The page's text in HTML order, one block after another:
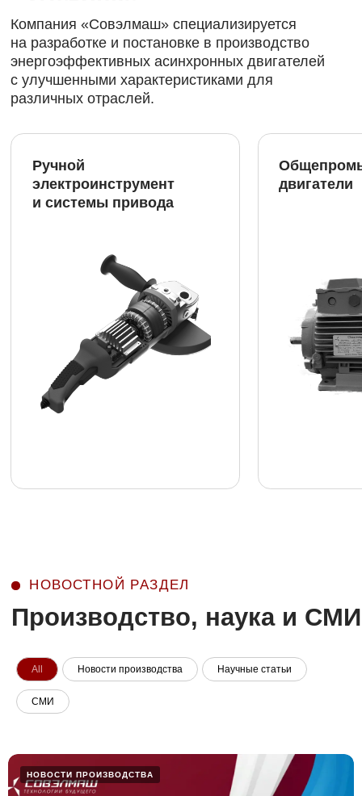
All Новости производства Научные статьи
СМИ
НОВОСТИ ПРОИЗВОДСТВА